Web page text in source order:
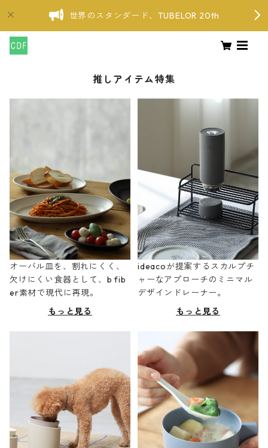
世界のスタンダード、TUBELOR 20th
推しアイテム特集
オーバル皿を、割れにくく、
欠けにくい食器として、b fib
er素材で現代に再現。
もっと見る
ideacoが提案するスカルプチ
ャーなアプローチのミニマル
デザインドレーナー。
もっと見る